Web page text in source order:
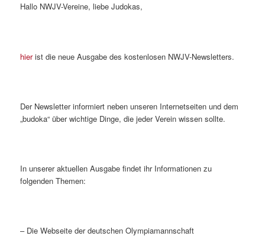
Hallo NWJV-Vereine, liebe Judokas,
hierist die neue Ausgabe des kostenlosen NWJV-Newsletters.
Der Newsletter informiert neben unseren Internetseiten und dem
„budoka“ über wichtige Dinge, die jeder Verein wissen sollte.
In unserer aktuellen Ausgabe findet ihr Informationen zu
folgenden Themen:
– Die Webseite der deutschen Olympiamannschaft